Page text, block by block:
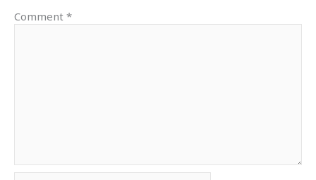
Comment *